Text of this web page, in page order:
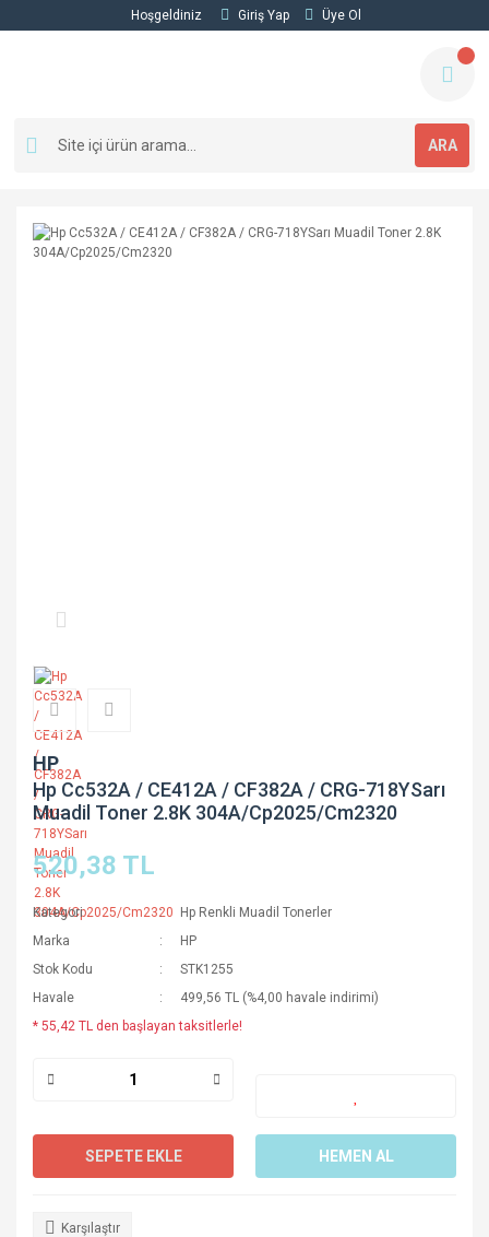
Hoşgeldiniz Giriş Yap Üye Ol
ARA
HP
Hp Cc532A / CE412A / CF382A / CRG-718YSarı
Muadil Toner 2.8K 304A/Cp2025/Cm2320
520,38 TL
Kategori
Hp Renkli Muadil Tonerler
Marka
HP
Stok Kodu
STK1255
Havale
499,56 TL (%4,00 havale indirimi)
* 55,42 TL den başlayan taksitlerle!
SEPETE EKLE HEMEN AL
Karşılaştır